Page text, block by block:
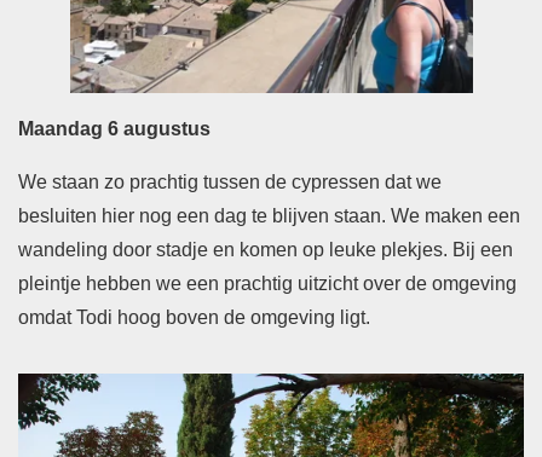
Maandag 6 augustus
We staan zo prachtig tussen de cypressen dat we
besluiten hier nog een dag te blijven staan. We maken een
wandeling door stadje en komen op leuke plekjes. Bij een
pleintje hebben we een prachtig uitzicht over de omgeving
omdat Todi hoog boven de omgeving ligt.